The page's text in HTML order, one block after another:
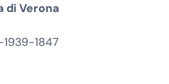
di Verona
1847